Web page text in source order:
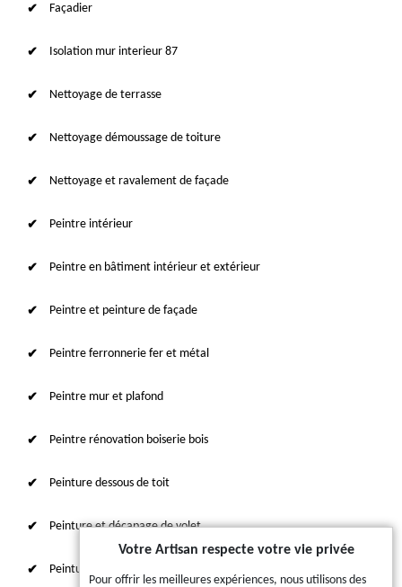
Façadier
Isolation mur interieur 87
Nettoyage de terrasse
Nettoyage démoussage de toiture
Nettoyage et ravalement de façade
Peintre intérieur
Peintre en bâtiment intérieur et extérieur
Peintre et peinture de façade
Peintre ferronnerie fer et métal
Peintre mur et plafond
Peintre rénovation boiserie bois
Peinture dessous de toit
Peinture et décapage de volet
Peinture sur tuile et toiture
Votre Artisan respecte votre vie privée
Pour offrir les meilleures expériences, nous utilisons des